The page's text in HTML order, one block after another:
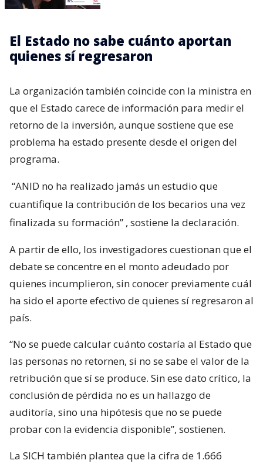
El Estado no sabe cuánto aportan
quienes sí regresaron
La organización también coincide con la ministra en
que el Estado carece de información para medir el
retorno de la inversión, aunque sostiene que ese
problema ha estado presente desde el origen del
programa.
“ANID no ha realizado jamás un estudio que
cuantifique la contribución de los becarios una vez
finalizada su formación” , sostiene la declaración.
A partir de ello, los investigadores cuestionan que el
debate se concentre en el monto adeudado por
quienes incumplieron, sin conocer previamente cuál
ha sido el aporte efectivo de quienes sí regresaron al
país.
“No se puede calcular cuánto costaría al Estado que
las personas no retornen, si no se sabe el valor de la
retribución que sí se produce. Sin ese dato crítico, la
conclusión de pérdida no es un hallazgo de
auditoría, sino una hipótesis que no se puede
probar con la evidencia disponible”, sostienen.
La SICH también plantea que la cifra de 1.666